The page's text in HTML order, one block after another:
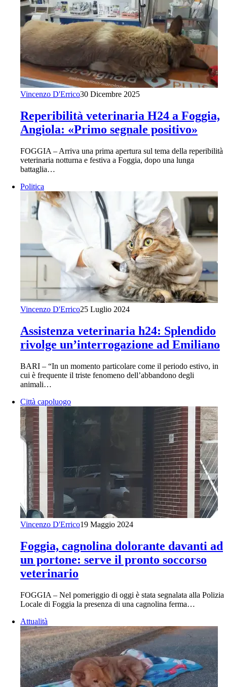
Vincenzo D'Errico30 Dicembre 2025
Reperibilità veterinaria H24 a Foggia,
Angiola: «Primo segnale positivo»
FOGGIA – Arriva una prima apertura sul tema della reperibilità
veterinaria notturna e festiva a Foggia, dopo una lunga
battaglia…
Politica
Vincenzo D'Errico25 Luglio 2024
Assistenza veterinaria h24: Splendido
rivolge un’interrogazione ad Emiliano
BARI – “In un momento particolare come il periodo estivo, in
cui è frequente il triste fenomeno dell’abbandono degli
animali…
Città capoluogo
Vincenzo D'Errico19 Maggio 2024
Foggia, cagnolina dolorante davanti ad
un portone: serve il pronto soccorso
veterinario
FOGGIA – Nel pomeriggio di oggi è stata segnalata alla Polizia
Locale di Foggia la presenza di una cagnolina ferma…
Attualità